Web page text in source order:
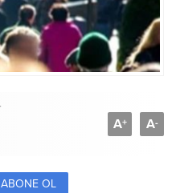
A+ A-
ABONE OL